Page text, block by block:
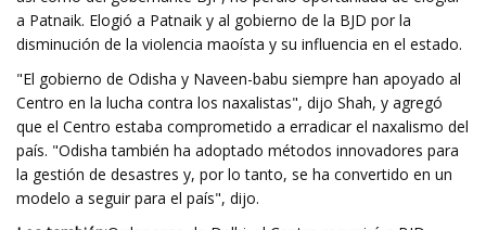
a Patnaik. Elogió a Patnaik y al gobierno de la BJD por la
disminución de la violencia maoísta y su influencia en el estado.
"El gobierno de Odisha y Naveen-babu siempre han apoyado al
Centro en la lucha contra los naxalistas", dijo Shah, y agregó
que el Centro estaba comprometido a erradicar el naxalismo del
país. "Odisha también ha adoptado métodos innovadores para
la gestión de desastres y, por lo tanto, se ha convertido en un
modelo a seguir para el país", dijo.